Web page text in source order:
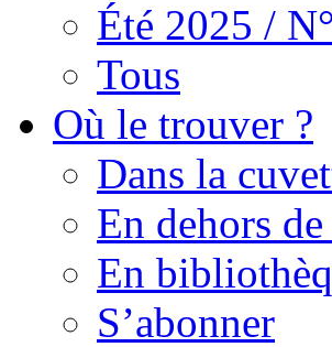
Été 2025 /
Tous
Où le trouver ?
Dans la
En dehors
En
S’abonner